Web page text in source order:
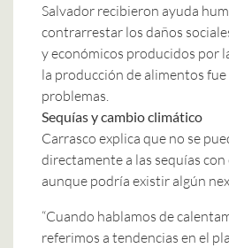
Salvador recibieron ayuda
contrarrestar los daños
y económicos producidos por
la producción de alimentos
problemas.
Sequías y cambio climático
Carrasco explica que no se
directamente a las sequías
aunque podría existir algún
“Cuando hablamos de
referimos a tendencias en el